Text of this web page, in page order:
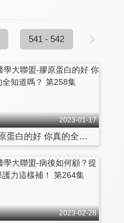
541 - 542
2023-01-17
膠原蛋白的好 你真的全知道嗎？ 第258集
2023-02-28